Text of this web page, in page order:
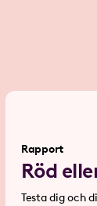
Rapport
Röd
Testa dig och